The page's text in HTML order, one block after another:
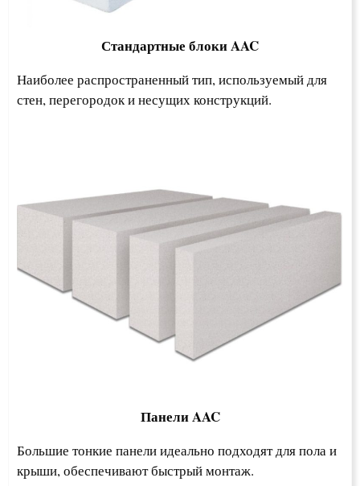
Стандартные блоки AAC
Наиболее распространенный тип, используемый для
стен, перегородок и несущих конструкций.
Панели AAC
Большие тонкие панели идеально подходят для пола и
крыши, обеспечивают быстрый монтаж.